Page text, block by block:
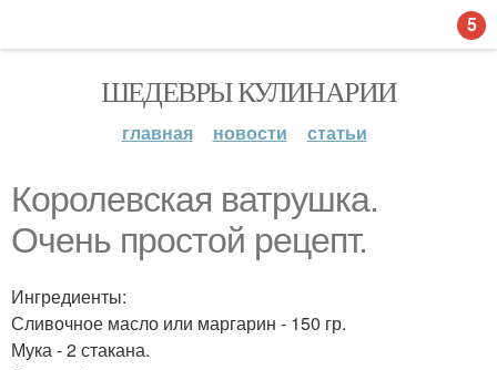
ШЕДЕВРЫ КУЛИНАРИИ
главная новости статьи
Королевская ватрушка.
Очень простой рецепт.
Ингредиенты:
Сливочное масло или маргарин - 150 гр.
Мука - 2 стакана.
5